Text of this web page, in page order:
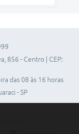
856 - Centro | CEP:
das 08 às 16 horas
- SP